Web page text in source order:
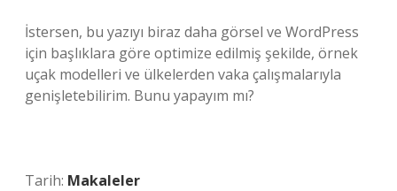
İstersen, bu yazıyı biraz daha görsel ve WordPress
için başlıklara göre optimize edilmiş şekilde, örnek
uçak modelleri ve ülkelerden vaka çalışmalarıyla
genişletebilirim. Bunu yapayım mı?
Tarih: Makaleler